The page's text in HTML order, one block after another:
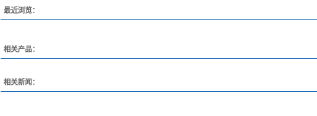
最近浏览：
相关产品：
相关新闻：